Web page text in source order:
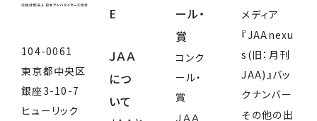
104-0061
東京都中央区
銀座3-10-7
ヒューリック
E
ＪＡＡ
につ
いて
ール・
賞
コンク
ール・
賞
ＪＡＡ
メディア
『JAAnexu
s(旧：月刊
JAA)』バッ
クナンバー
その他の出